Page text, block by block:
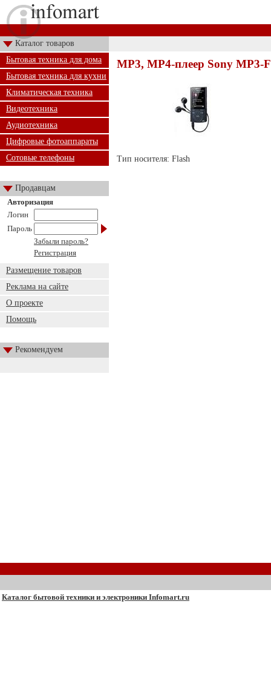
Каталог товаров
Бытовая техника для дома
Бытовая техника для кухни
Климатическая техника
Видеотехника
Аудиотехника
Цифровые фотоаппараты
Сотовые телефоны
Продавцам
Авторизация
Логин
Пароль
Забыли пароль?
Регистрация
Размещение товаров
Реклама на сайте
О проекте
Помощь
Рекомендуем
MP3, MP4-плеер Sony MP3-
Тип носителя: Flash
Каталог бытовой техники и электроники Infomart.ru